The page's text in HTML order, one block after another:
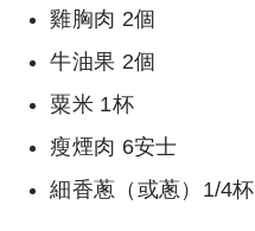
雞胸肉 2個
牛油果 2個
粟米 1杯
瘦煙肉 6安士
細香蔥（或蔥）1/4杯